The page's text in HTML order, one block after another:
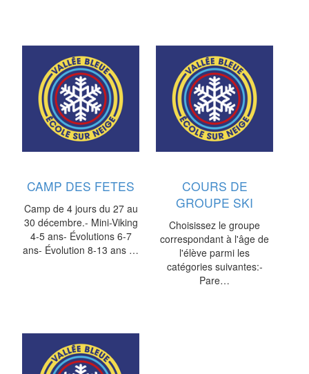
CAMP DES FETES
Camp de 4 jours du 27 au
30 décembre.- Mini-Viking
4-5 ans- Évolutions 6-7
ans- Évolution 8-13 ans …
COURS DE
GROUPE SKI
Choisissez le groupe
correspondant à l'âge de
l'élève parmi les
catégories suivantes:-
Pare…